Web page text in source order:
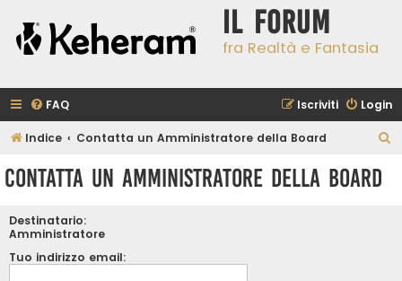
Il Forum
fra Realtà e Fantasia
FAQ Login
Iscriviti
Indice Contatta un Amministratore della Board
Contatta un Amministratore della Board
Destinatario:
Amministratore
Tuo indirizzo email: